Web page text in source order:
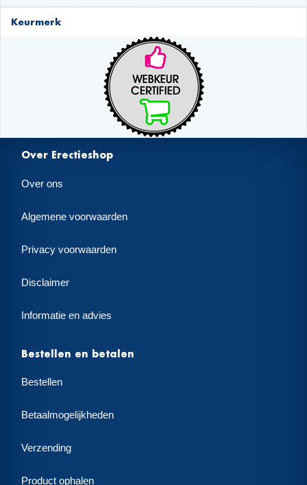
Keurmerk
Over Erectieshop
Over ons
Algemene voorwaarden
Privacy voorwaarden
Disclaimer
Informatie en advies
Bestellen en betalen
Bestellen
Betaalmogelijkheden
Verzending
Product ophalen